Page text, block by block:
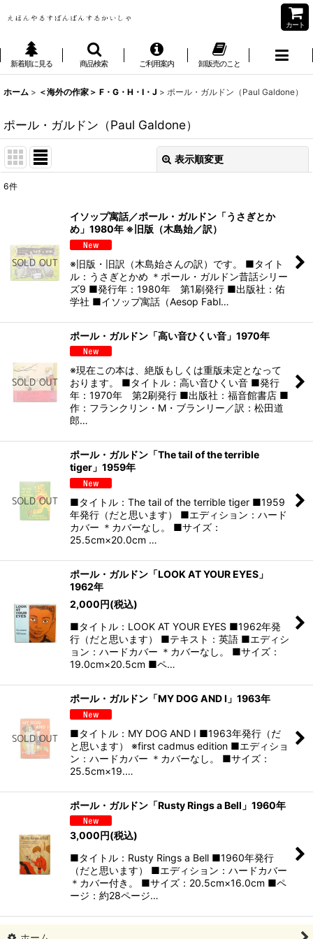
カート
新着順に見る 商品検索 ご利用案内 卸販売のこと
ホーム > ＜海外の作家＞ F・G・H・I・J > ポール・ガルドン（Paul Galdone）
ポール・ガルドン（Paul Galdone）
表示順変更
絞り込む
6件
イソップ寓話／ポール・ガルドン「うさぎとか
め」1980年 ※旧版（木島始／訳）
※旧版・旧訳（木島始さんの訳）です。 ■タイト
ル：うさぎとかめ ＊ポール・ガルドン昔話シリー
ズ9 ■発行年：1980年 第1刷発行 ■出版社：佑
学社 ■イソップ寓話（Aesop Fabl…
ポール・ガルドン「高い音ひくい音」1970年
※現在この本は、絶版もしくは重版未定となって
おります。 ■タイトル：高い音ひくい音 ■発行
年：1970年 第2刷発行 ■出版社：福音館書店 ■
作：フランクリン・M・ブランリー／訳：松田道
郎…
ポール・ガルドン「The tail of the terrible
tiger」1959年
■タイトル：The tail of the terrible tiger ■1959
年発行（だと思います） ■エディション：ハード
カバー ＊カバーなし。 ■サイズ：
25.5cm×20.0cm …
ポール・ガルドン「LOOK AT YOUR EYES」
1962年
2,000円(税込)
■タイトル：LOOK AT YOUR EYES ■1962年発
行（だと思います） ■テキスト：英語 ■エディシ
ョン：ハードカバー ＊カバーなし。 ■サイズ：
19.0cm×20.5cm ■ペ…
ポール・ガルドン「MY DOG AND I」1963年
■タイトル：MY DOG AND I ■1963年発行（だ
と思います） ※first cadmus edition ■エディショ
ン：ハードカバー ＊カバーなし。 ■サイズ：
25.5cm×19.…
ポール・ガルドン「Rusty Rings a Bell」1960年
3,000円(税込)
■タイトル：Rusty Rings a Bell ■1960年発行
（だと思います） ■エディション：ハードカバー
＊カバー付き。 ■サイズ：20.5cm×16.0cm ■ペ
ージ：約28ページ…